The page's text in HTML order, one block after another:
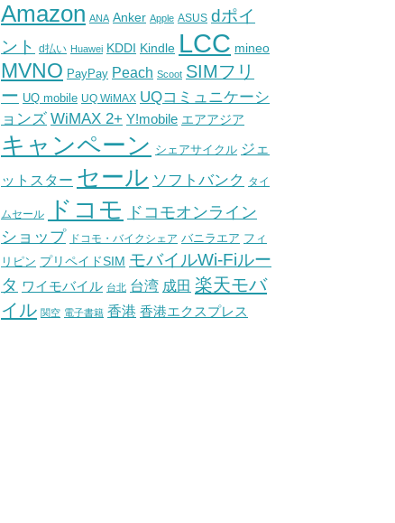
Amazon ANA Anker Apple ASUS dポイ
ント
d払い Huawei KDDI Kindle LCC mineo
MVNO PayPay Peach Scoot SIMフリ
ー UQ mobile UQ WiMAX UQコミュニケーシ
ョンズ WiMAX 2+ Y!mobile エアアジア
キャンペーン シェアサイクル ジェ
ットスター セール ソフトバンク タイ
ムセール ドコモ
ドコモオンライン
ショップ ドコモ・バイクシェア バニラエア フィ
リピン プリペイドSIM モバイルWi-Fiルー
タ ワイモバイル 台北 台湾 成田 楽天モバ
イル 関空 電子書籍 香港 香港エクスプレス